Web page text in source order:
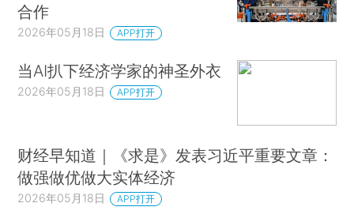
合作
2026年05月18日 APP打开
当AI扒下经济学家的神圣外衣
2026年05月18日 APP打开
财经早知道｜《求是》发表习近平重要文章：
做强做优做大实体经济
2026年05月18日 APP打开